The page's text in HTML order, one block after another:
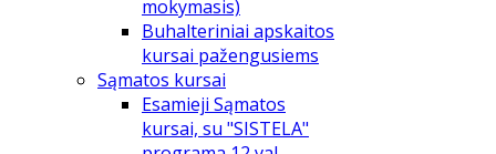
mokymasis)
Buhalteriniai apskaitos
kursai pažengusiems
Sąmatos kursai
Esamieji Sąmatos
kursai, su "SISTELA"